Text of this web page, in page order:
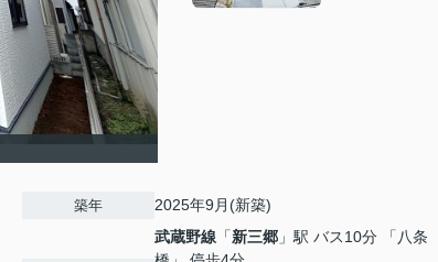
築年 2025年9月(新築)
武蔵野線 「新三郷 」駅 バス10分 「八条